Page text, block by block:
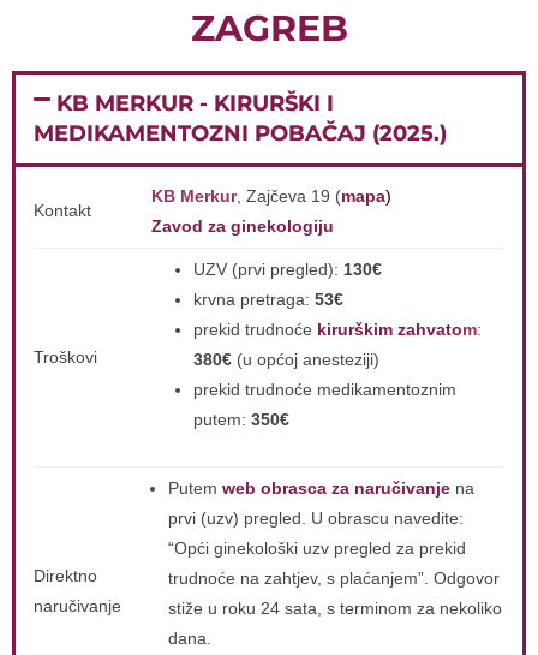
ZAGREB
KB MERKUR - KIRURŠKI I
MEDIKAMENTOZNI POBAČAJ (2025.)
Kontakt
KB Merkur, Zajčeva 19 (mapa)
Zavod za ginekologiju
Troškovi
UZV (prvi pregled): 130€
krvna pretraga: 53€
prekid trudnoće kirurškim zahvatom:
380€ (u općoj anesteziji)
prekid trudnoće medikamentoznim
putem: 350€
Direktno
naručivanje
Putem web obrasca za naručivanje na
prvi (uzv) pregled. U obrascu navedite:
“Opći ginekološki uzv pregled za prekid
trudnoće na zahtjev, s plaćanjem”. Odgovor
stiže u roku 24 sata, s terminom za nekoliko
dana.